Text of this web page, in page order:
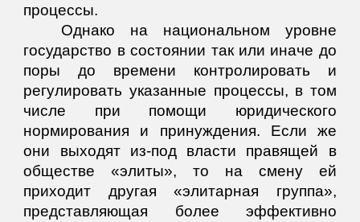
процессы.
Однако на национальном уровне
государство в состоянии так или иначе до
поры до времени контролировать и
регулировать указанные процессы, в том
числе при помощи юридического
нормирования и принуждения. Если же
они выходят из-под власти правящей в
обществе «элиты», то на смену ей
приходит другая «элитарная группа»,
представляющая более эффективно